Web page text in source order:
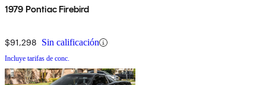
1979 Pontiac Firebird
$91,298 Sin calificación
Incluye tarifas de conc.